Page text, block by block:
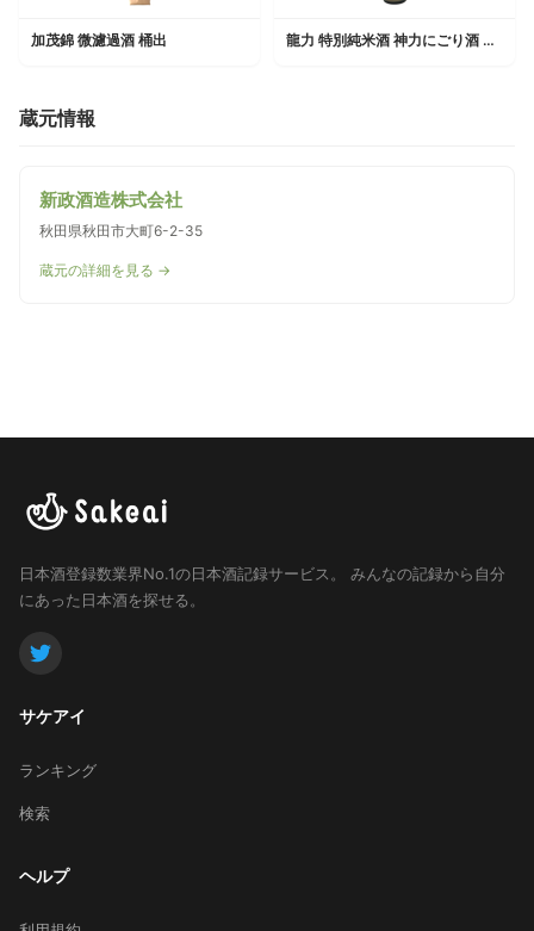
加茂錦 微濾過酒 桶出 龍力 特別純米酒 神力にごり酒 生酒
蔵元情報
新政酒造株式会社
秋田県秋田市大町6-2-35
蔵元の詳細を見る →
日本酒登録数業界No.1の日本酒記録サービス。
みんなの記録から自分
にあった日本酒を探せる。
サケアイ
ランキング
検索
ヘルプ